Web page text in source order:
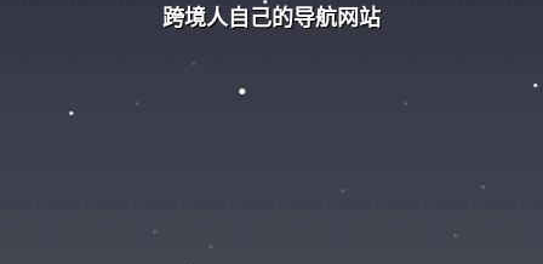
跨境人自己的导航网站